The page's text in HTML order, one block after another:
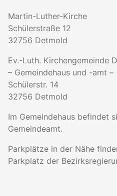
Martin-Luther-Kirche
Schülerstraße 12
32756 Detmold
Ev.-Luth. Kirchengemeinde
– Gemeindehaus und -amt –
Schülerstr. 14
32756 Detmold
Im Gemeindehaus befindet
Gemeindeamt.
Parkplätze in der Nähe
Parkplatz der